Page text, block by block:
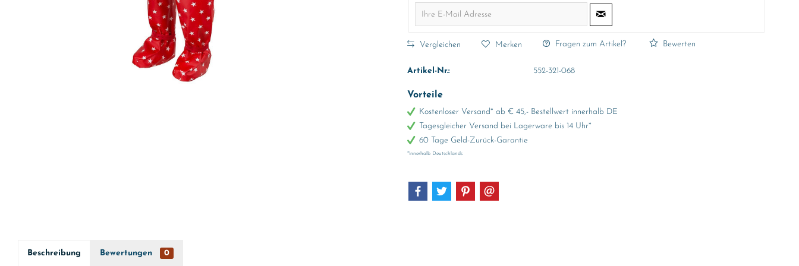
Vergleichen Merken Fragen zum Artikel? Bewerten
Artikel-Nr.: 552-321-068
Vorteile
Kostenloser Versand* ab € 45,- Bestellwert innerhalb DE
Tagesgleicher Versand bei Lagerware bis 14 Uhr*
60 Tage Geld-Zurück-Garantie
*Innerhalb Deutschlands
Beschreibung Bewertungen 0